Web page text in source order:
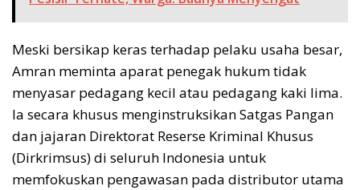
Meski bersikap keras terhadap pelaku usaha besar,
Amran meminta aparat penegak hukum tidak
menyasar pedagang kecil atau pedagang kaki lima.
Ia secara khusus menginstruksikan Satgas Pangan
dan jajaran Direktorat Reserse Kriminal Khusus
(Dirkrimsus) di seluruh Indonesia untuk
memfokuskan pengawasan pada distributor utama